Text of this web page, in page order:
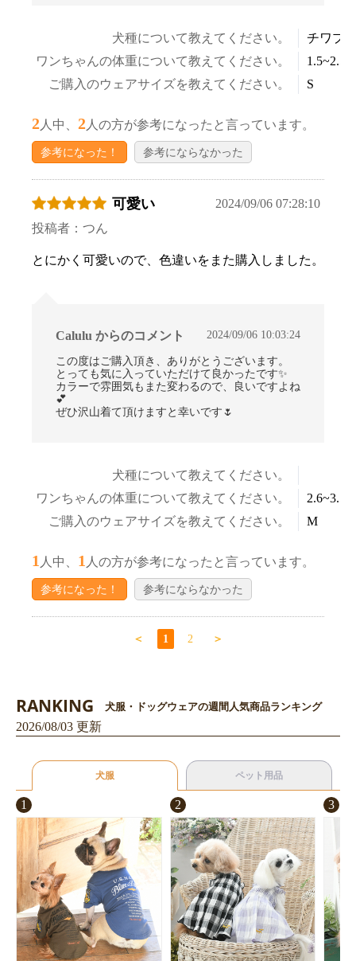
犬種について教えてください。
チワプ
ワンちゃんの体重について教えてください。
ご購入のウェアサイズを教えてください。
S
2 人中、 2 人の方が参考になったと言っています。
参考になった！ 参考にならなかった
可愛い
2024/09/06 07:28:10
投稿者：つん
とにかく可愛いので、色違いをまた購入しました。
Calulu からのコメント 2024/09/06 10:03:24
この度はご購入頂き、ありがとうございます。
とっても気に入っていただけて良かったです✨
カラーで雰囲気もまた変わるので、良いですよね
💕
ぜひ沢山着て頂けますと幸いです🌷
犬種について教えてください。
ワンちゃんの体重について教えてください。
ご購入のウェアサイズを教えてください。
M
1 人中、 1 人の方が参考になったと言っています。
参考になった！ 参考にならなかった
＜ 1 2 ＞
RANKING 犬服・ドッグウェアの週間人気商品ランキング
2026/08/03 更新
犬服 ペット用品
1 2 3